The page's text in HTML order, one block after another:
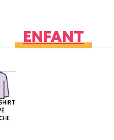
ENFANT